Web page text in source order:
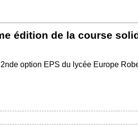
édition de la course
option EPS du lycée Europe